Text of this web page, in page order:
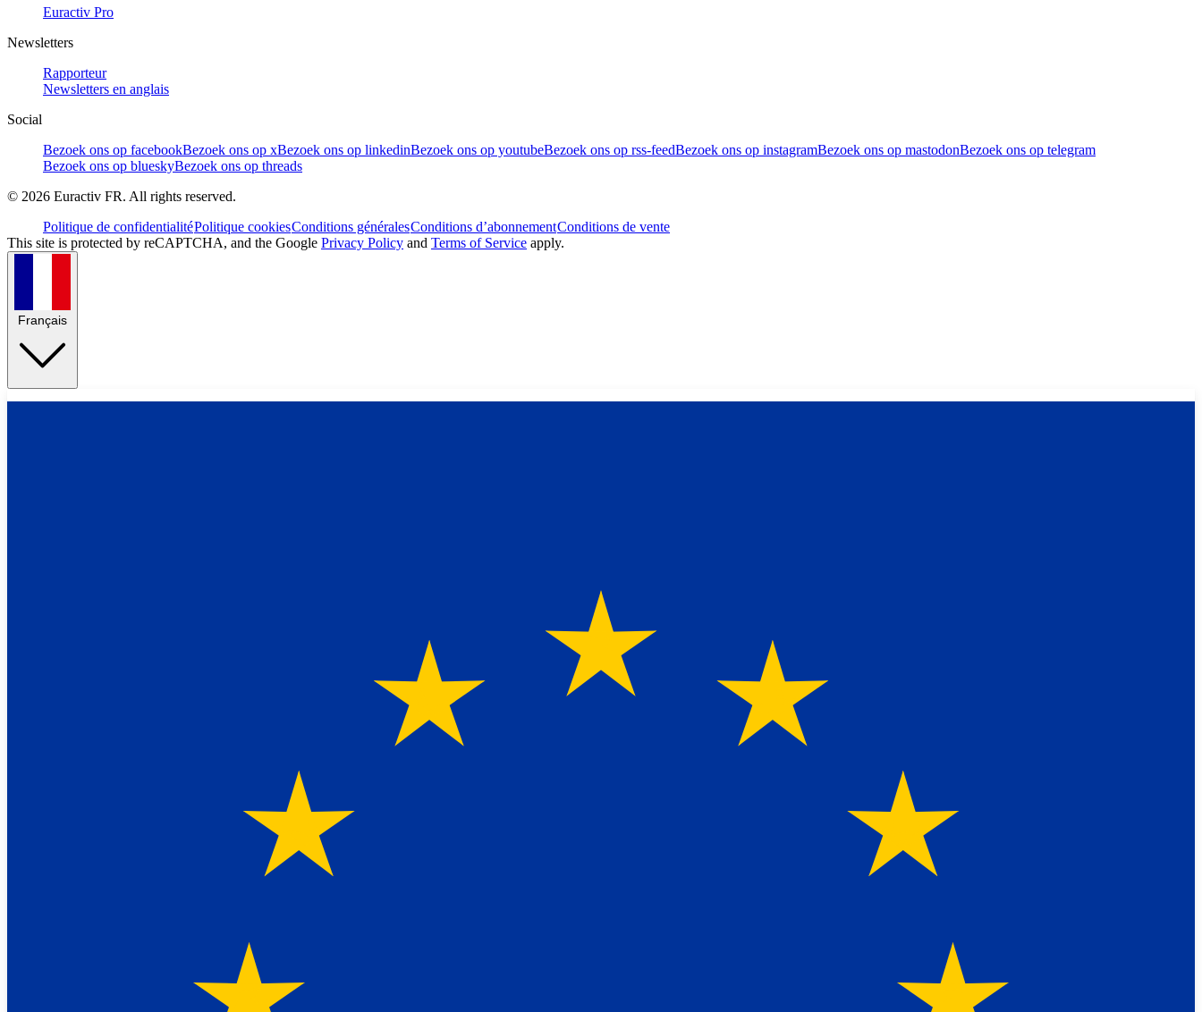
Euractiv Pro
Newsletters
Rapporteur
Newsletters en anglais
Social
Bezoek ons op facebookBezoek ons op xBezoek ons op linkedinBezoek ons op youtubeBezoek ons op rss-feedBezoek ons op instagramBezoek ons op mastodonBezoek ons op telegram
Bezoek ons op blueskyBezoek ons op threads
© 2026 Euractiv FR. All rights reserved.
Politique de confidentialitéPolitique cookiesConditions généralesConditions d’abonnementConditions de vente
This site is protected by reCAPTCHA, and the Google Privacy Policy and Terms of Service apply.
Français